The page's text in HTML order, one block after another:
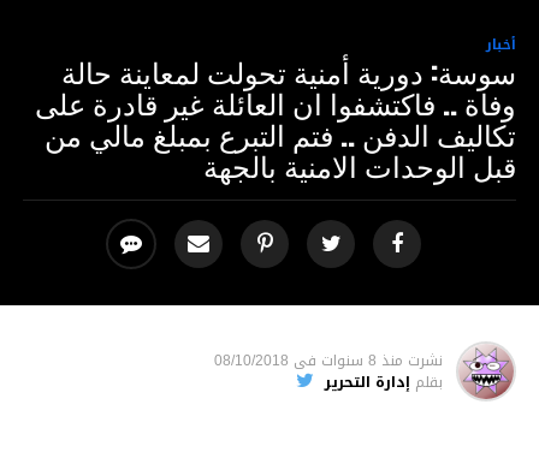
أخبار
سوسة: دورية أمنية تحولت لمعاينة حالة
وفاة .. فاكتشفوا ان العائلة غير قادرة على
تكاليف الدفن .. فتم التبرع بمبلغ مالي من
قبل الوحدات الامنية بالجهة
نشرت منذ 8 سنوات فى 08/10/2018
بقلم إدارة التحرير